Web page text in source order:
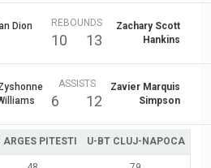
Dion
REBOUNDS
10 13
Zachary Scott
Hankins
ASSISTS
6 12
Zavier Marquis
Simpson
ARGES PITESTI U-BT CLUJ-NAPOCA